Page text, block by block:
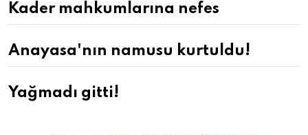
Kader mahkumlarına nefes
Anayasa'nın namusu kurtuldu!
Yağmadı gitti!